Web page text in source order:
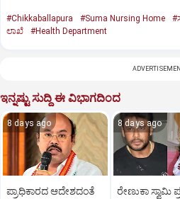
#Chikkaballapura #Suma Nursing Home
ಲಾಖೆ
#Health Department
ಇನ್ನಷ್ಟು ಸುದ್ದಿ ಈ ವಿಭಾಗದಿಂದ
8 days ago
ಪ್ರಾಧಿಕಾರದ ಆದೇಶದಂತೆ
8 days ago
ರೇಣುಕಾ ಸ್ವಾಮಿ